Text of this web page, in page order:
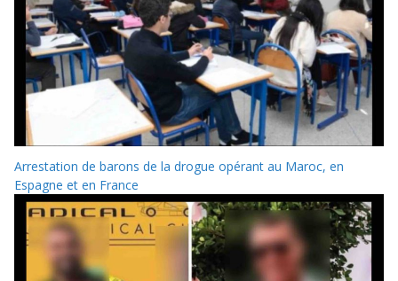
Arrestation de barons de la drogue opérant au Maroc, en
Espagne et en France